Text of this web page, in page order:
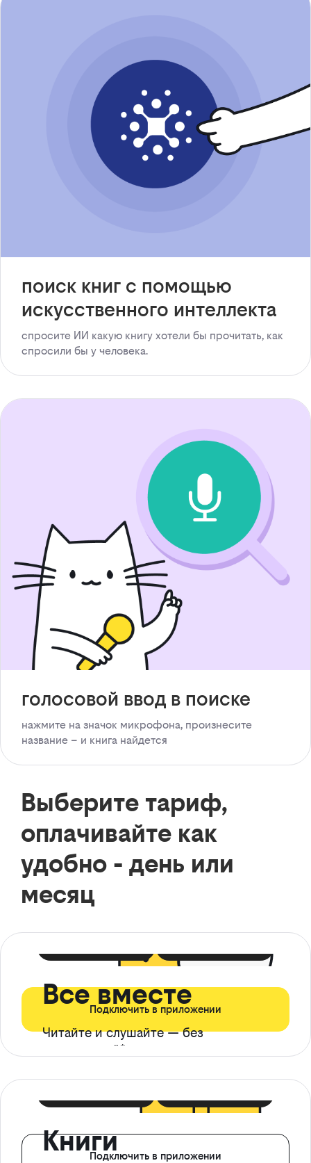
поиск книг с помощью
искусственного интеллекта
спросите ИИ какую книгу хотели бы прочитать, как
спросили бы у человека.
голосовой ввод в поиске
нажмите на значок микрофона, произнесите
название – и книга найдется
Выберите тариф,
оплачивайте как
удобно - день или
месяц
Все вместе
Читайте и слушайте — без
ограничений*
Подключить в приложении
КнигиПодключить в приложении